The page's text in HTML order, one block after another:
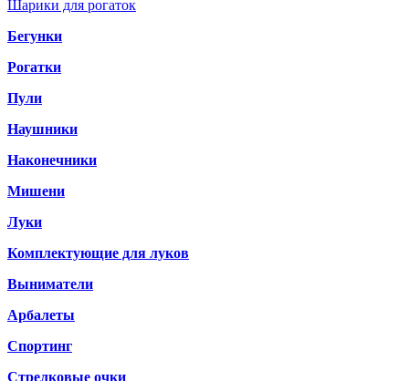
Шарики для рогаток
Бегунки
Рогатки
Пули
Наушники
Наконечники
Мишени
Луки
Комплектующие для луков
Выниматели
Арбалеты
Спортинг
Стрелковые очки